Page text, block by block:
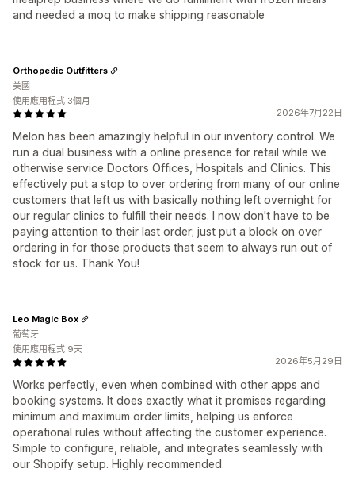
and needed a moq to make shipping reasonable
2026年7月22日
Melon has been amazingly helpful in our inventory control. We
run a dual business with a online presence for retail while we
otherwise service Doctors Offices, Hospitals and Clinics. This
effectively put a stop to over ordering from many of our online
customers that left us with basically nothing left overnight for
our regular clinics to fulfill their needs. I now don't have to be
paying attention to their last order; just put a block on over
ordering in for those products that seem to always run out of
stock for us. Thank You!
Orthopedic Outfitters
美國
使用應用程式 3個月
2026年5月29日
Works perfectly, even when combined with other apps and
booking systems. It does exactly what it promises regarding
minimum and maximum order limits, helping us enforce
operational rules without affecting the customer experience.
Simple to configure, reliable, and integrates seamlessly with
our Shopify setup. Highly recommended.
Leo Magic Box
葡萄牙
使用應用程式 9天